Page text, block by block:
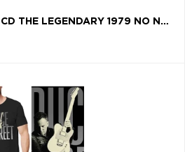
BRUCE SPRINGSTEEN, CD THE LEGENDARY 1979 NO NUKES CONCERTS (2CD+DVD)